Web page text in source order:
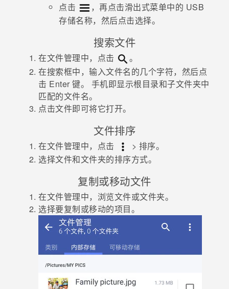
点击
，再点击滑出式菜单中的 USB
存储名称，然后点击选择。
搜索文件
在文件管理中，点击
。
在搜索框中，输入文件名的几个字符，然后点
击 Enter 键。 手机即显示根目录和子文件夹中
匹配的文件名。
点击文件即可将它打开。
文件排序
在文件管理中，点击 > 排序。
选择文件和文件夹的排序方式。
复制或移动文件
在文件管理中，浏览文件或文件夹。
选择要复制或移动的项目。